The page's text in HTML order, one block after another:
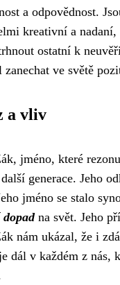
a odpovědnost.
kreativní a nadaní,
ostatní k
zanechat ve světě
a vliv
jméno, které
generace. Jeho
jméno se stalo
na svět. Jeho
nám ukázal, že i
dál v každém z nás,